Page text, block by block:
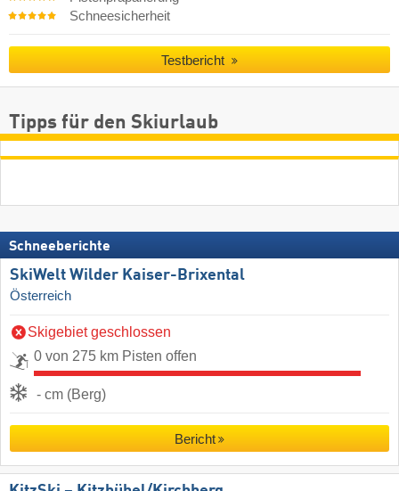
Schneesicherheit
Testbericht
Tipps für den Skiurlaub
Schneeberichte
SkiWelt Wilder Kaiser-Brixental
Österreich
Skigebiet geschlossen
0 von 275 km Pisten offen
- cm (Berg)
Bericht